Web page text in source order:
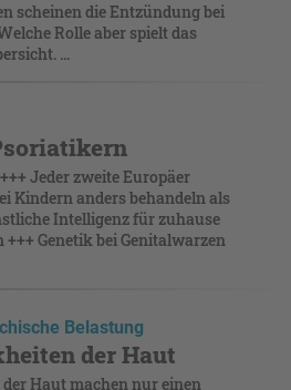
scheinen die Entzündung bei
Rolle aber spielt das
...
Jeder zweite Europäer
Kindern anders behandeln als
Intelligenz für zuhause
Genetik bei Genitalwarzen
Belastung
der Haut
Haut machen nur einen